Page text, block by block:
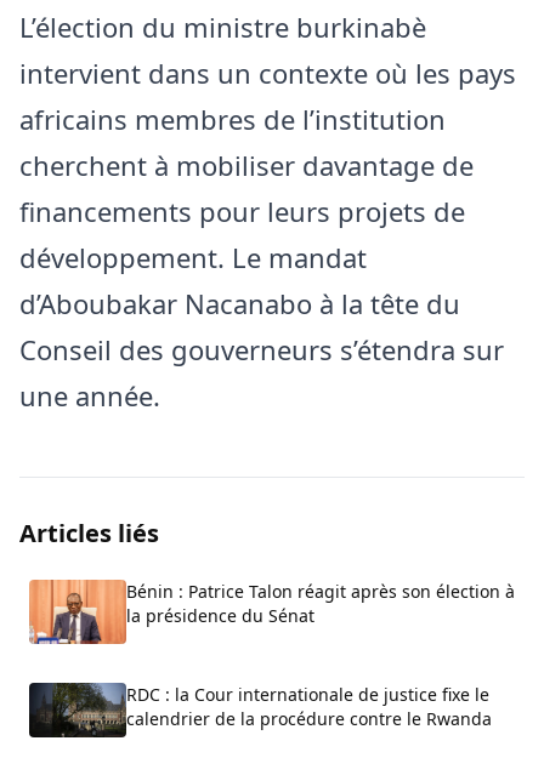
L’élection du ministre burkinabè
intervient dans un contexte où les pays
africains membres de l’institution
cherchent à mobiliser davantage de
financements pour leurs projets de
développement. Le mandat
d’Aboubakar Nacanabo à la tête du
Conseil des gouverneurs s’étendra sur
une année.
Articles liés
Bénin : Patrice Talon réagit après son élection à
la présidence du Sénat
RDC : la Cour internationale de justice fixe le
calendrier de la procédure contre le Rwanda